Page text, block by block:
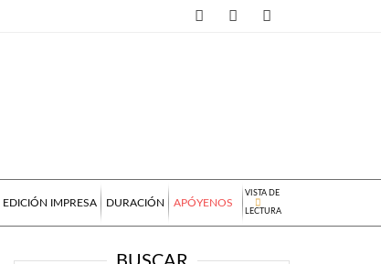
EDICIÓN IMPRESA DURACIÓN APÓYENOS
VISTA DE
LECTURA